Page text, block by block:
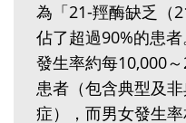
為「21-羥酶缺乏（
佔了超過90%的患
發生率約每10,000
患者（包含典型及
症），而男女發生率